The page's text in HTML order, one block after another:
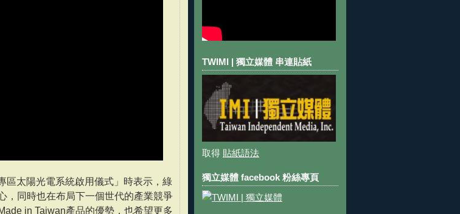
區太陽光電系統啟用儀式」時表示，綠
，同時也在布局下一個世代的產業競爭
in Taiwan產品的優勢，也希望更多
TWIMI | 獨立媒體 串連貼紙
取得 貼紙語法
獨立媒體 facebook 粉絲專頁